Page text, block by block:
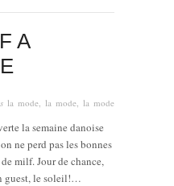
A
la mode, la mode, la mode
la semaine danoise
ne perd pas les bonnes
milf. Jour de chance,
guest, le soleil!…